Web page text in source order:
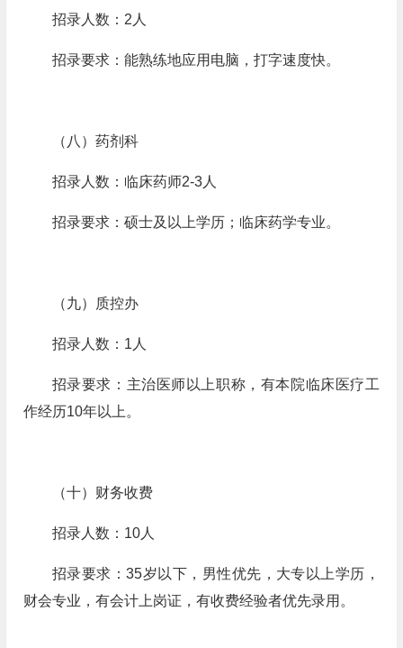
招录人数： 2 人
招录要求：能熟练地应用电脑，打字速度快。
（八）药剂科
招录人数：临床药师2-3人
招录要求：硕士及以上学历；临床药学专业。
（九）质控办
招录人数： 1 人
招录要求：主治医师以上职称，有本院临床医疗工
作经历10年以上。
（十）财务收费
招录人数： 10人
招录要求：35岁以下，男性优先，大专以上学历，
财会专业，有会计上岗证，有收费经验者优先录用。